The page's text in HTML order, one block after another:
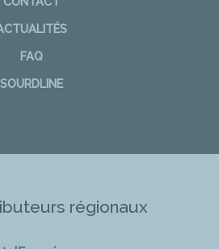
FAQ
SOURDLINE
régionaux